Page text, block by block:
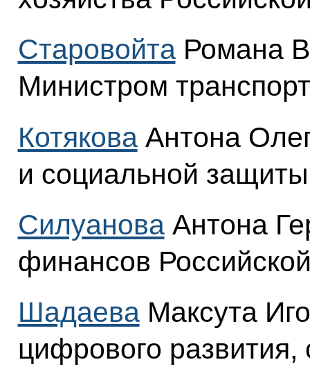
СтаровойтаРомана
Министром
КотяковаАнтона
и социальной
СилуановаАнтона
финансов
ШадаеваМаксута
цифрового